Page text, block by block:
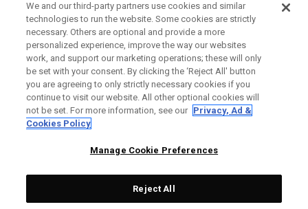
A PROPOS
MENTIONS LÉGALES
We and our third-party partners use cookies and similar
technologies to run the website. Some cookies are strictly
necessary. Others are optional and provide a more
personalized experience, improve the way our websites
work, and support our marketing operations; these will only
be set with your consent. By clicking the ‘Reject All' button
you are agreeing to only strictly necessary cookies if you
continue to visit our website. All other optional cookies will
not be set. For more information, see our Privacy, Ad &
Cookies Policy
Manage Cookie Preferences
Reject All